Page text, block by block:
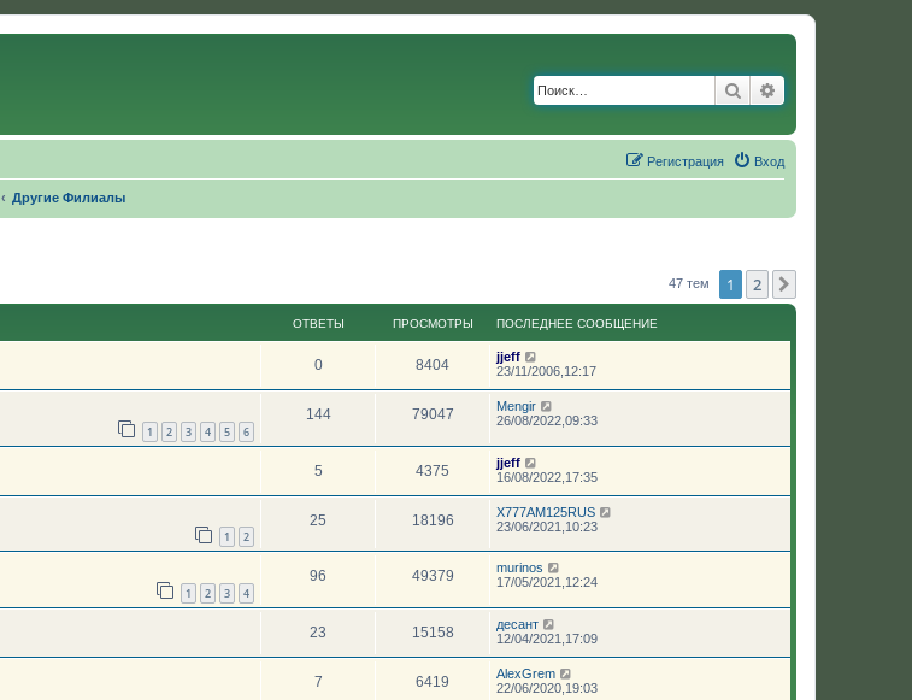
Поиск
Вход
Регистрация
Другие Филиалы
47 тем 1 2
ОТВЕТЫ ПРОСМОТРЫ ПОСЛЕДНЕЕ СООБЩЕНИЕ
0 8404
jjeff
23/11/2006,12:17
1 2 3 4 5 6
144 79047
Mengir
26/08/2022,09:33
5 4375
jjeff
16/08/2022,17:35
1 2
25 18196
X777AM125RUS
23/06/2021,10:23
1 2 3 4
96 49379
murinos
17/05/2021,12:24
23 15158
десант
12/04/2021,17:09
7 6419
AlexGrem
22/06/2020,19:03